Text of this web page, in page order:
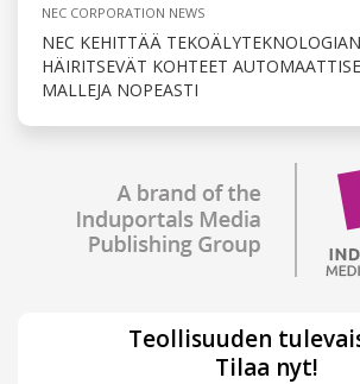
NEC CORPORATION NEWS
NEC KEHITTÄÄ
HÄIRITSEVÄT KOHTEET
MALLEJA NOPEASTI
Teollisuuden
Tilaa nyt!